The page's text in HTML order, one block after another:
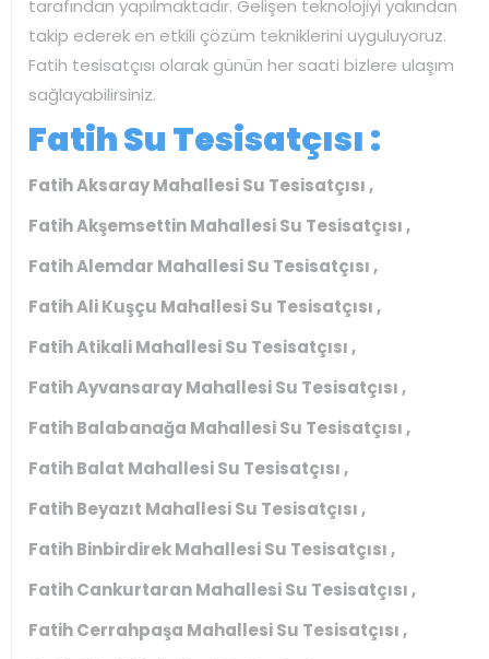
tarafından yapılmaktadır. Gelişen teknolojiyi yakından
takip ederek en etkili çözüm tekniklerini uyguluyoruz.
Fatih tesisatçısı olarak günün her saati bizlere ulaşım
sağlayabilirsiniz.
Fatih Su Tesisatçısı :
Fatih Aksaray Mahallesi Su Tesisatçısı ,
Fatih Akşemsettin Mahallesi Su Tesisatçısı ,
Fatih Alemdar Mahallesi Su Tesisatçısı ,
Fatih Ali Kuşçu Mahallesi Su Tesisatçısı ,
Fatih Atikali Mahallesi Su Tesisatçısı ,
Fatih Ayvansaray Mahallesi Su Tesisatçısı ,
Fatih Balabanağa Mahallesi Su Tesisatçısı ,
Fatih Balat Mahallesi Su Tesisatçısı ,
Fatih Beyazıt Mahallesi Su Tesisatçısı ,
Fatih Binbirdirek Mahallesi Su Tesisatçısı ,
Fatih Cankurtaran Mahallesi Su Tesisatçısı ,
Fatih Cerrahpaşa Mahallesi Su Tesisatçısı ,